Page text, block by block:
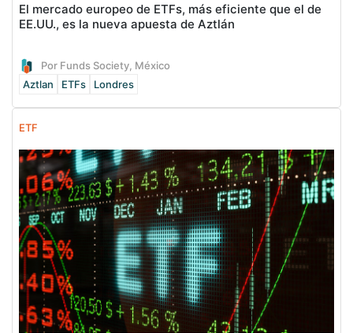
El mercado europeo de ETFs, más eficiente que el de
EE.UU., es la nueva apuesta de Aztlán
Por Funds Society, México
Aztlan
ETFs Londres
ETF